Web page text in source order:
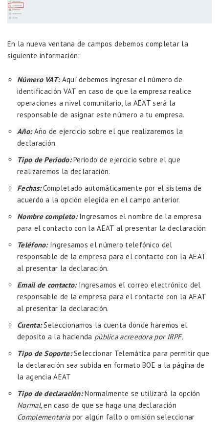
En la nueva ventana de campos debemos completar la
siguiente información:
Número VAT: Aquí debemos ingresar el número de
identificación VAT en caso de que la empresa realice
operaciones a nivel comunitario, la AEAT será la
responsable de asignar este número a tu empresa.
Año:Año de ejercicio sobre el que realizaremos la
declaración.
Tipo de Periodo:Periodo de ejercicio sobre el que
realizaremos la declaración.
Fechas:Completado automáticamente por el sistema de
acuerdo a la opción elegida en el campo anterior.
Nombre completo: Ingresamos el nombre de la empresa
para el contacto con la AEAT al presentar la declaración.
Teléfono: Ingresamos el número telefónico del
responsable de la empresa para el contacto con la AEAT
al presentar la declaración.
Email de contacto: Ingresamos el correo electrónico del
responsable de la empresa para el contacto con la AEAT
al presentar la declaración.
Cuenta:Seleccionamos la cuenta donde haremos el
deposito a la hacienda pública acreedora por IRPF.
Tipo de Soporte:Seleccionar Telemática para permitir que
la declaración sea subida en formato BOE a la página de
la agencia AEAT
Tipo de declaración:Normalmente se utilizará la opción
Normal, en caso de que se haga una declaración
Complementariapor algún fallo o omisión seleccionar